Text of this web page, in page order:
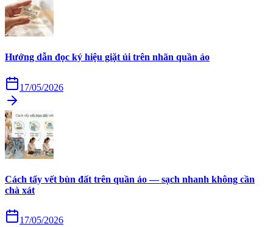
Hướng dẫn đọc ký hiệu giặt ủi trên nhãn quần áo
17/05/2026
Cách tẩy vết bùn đất trên quần áo — sạch nhanh không cần
chà xát
17/05/2026